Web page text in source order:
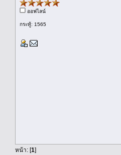
ออฟไลน์
กระทู้: 1565
หน้า: [1]